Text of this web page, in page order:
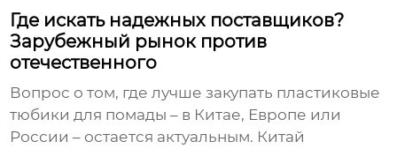
Где искать надежных поставщиков?
Зарубежный рынок против
отечественного
Вопрос о том, где лучше закупать пластиковые
тюбики для помады – в Китае, Европе или
России – остается актуальным. Китай